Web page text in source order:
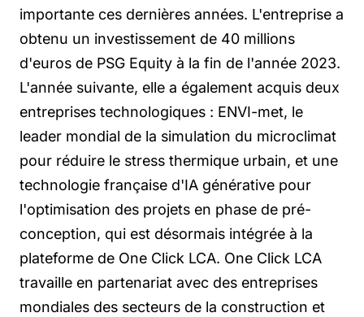
importante ces dernières années. L'entreprise a
obtenu un investissement de 40 millions
d'euros de PSG Equity à la fin de l'année 2023.
L'année suivante, elle a également acquis deux
entreprises technologiques : ENVI-met, le
leader mondial de la simulation du microclimat
pour réduire le stress thermique urbain, et une
technologie française d'IA générative pour
l'optimisation des projets en phase de pré-
conception, qui est désormais intégrée à la
plateforme de One Click LCA. One Click LCA
travaille en partenariat avec des entreprises
mondiales des secteurs de la construction et